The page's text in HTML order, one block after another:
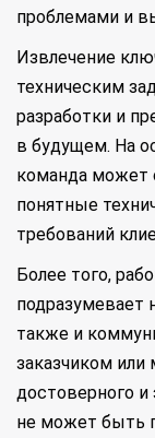
проблемами и
Извлечение
техническим
разработки и
в будущем. На
команда может
понятные
требований
Более того,
подразумевает
также и
заказчиком
достоверного
не может быть